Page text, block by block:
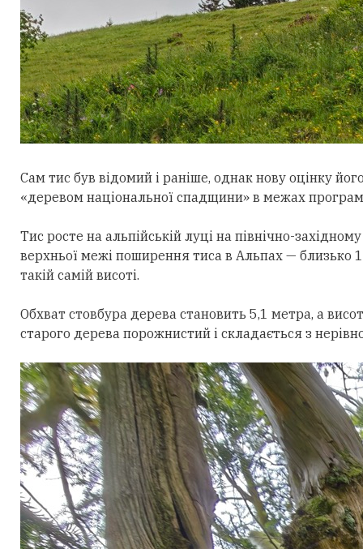
Сам тис був відомий і раніше, однак нову оцінку
«деревом національної спадщини» в межах
Тис росте на альпійській луці на північно-
верхньої межі поширення тиса в Альпах — близько 1
такій самій висоті.
Обхват стовбура дерева становить 5,1 метра, а
старого дерева порожнистий і складається з